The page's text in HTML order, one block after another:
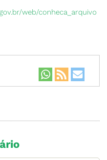
web/conheca_arquivo